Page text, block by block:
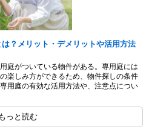
？メリット・デメリットや活用方法
庭がついている物件がある。専用庭には
楽しみ方ができるため、物件探しの条件
用庭の有効な活用方法や、注意点につい
もっと読む